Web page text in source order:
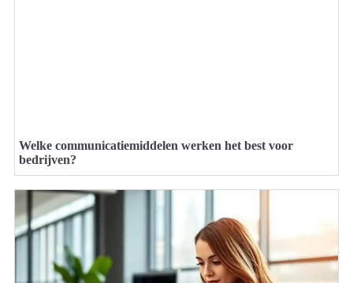
Welke communicatiemiddelen werken het best voor
bedrijven?